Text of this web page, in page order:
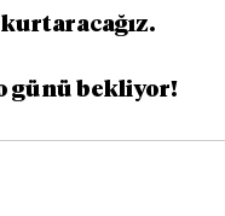
günü bekliyor!